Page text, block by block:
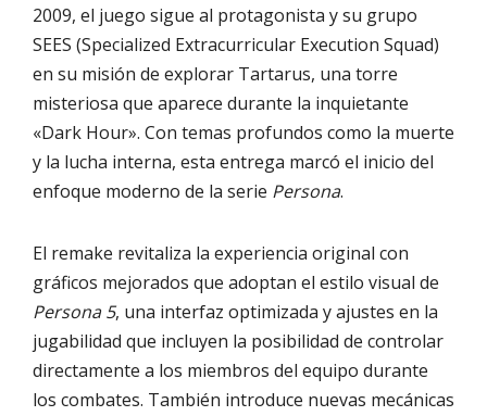
2009, el juego sigue al protagonista y su grupo
SEES (Specialized Extracurricular Execution Squad)
en su misión de explorar Tartarus, una torre
misteriosa que aparece durante la inquietante
«Dark Hour». Con temas profundos como la muerte
y la lucha interna, esta entrega marcó el inicio del
enfoque moderno de la serie Persona.
El remake revitaliza la experiencia original con
gráficos mejorados que adoptan el estilo visual de
Persona 5, una interfaz optimizada y ajustes en la
jugabilidad que incluyen la posibilidad de controlar
directamente a los miembros del equipo durante
los combates. También introduce nuevas mecánicas